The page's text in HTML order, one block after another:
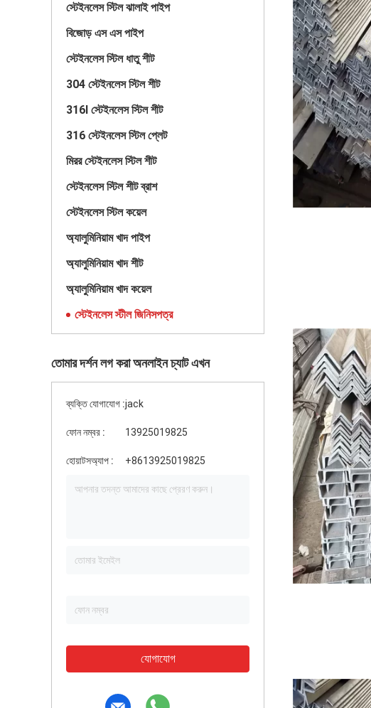
স্টেইনলেস স্টিল ঝালাই পাইপ
বিজোড় এস এস পাইপ
স্টেইনলেস স্টিল ধাতু শীট
304 স্টেইনলেস স্টিল শীট
316l স্টেইনলেস স্টিল শীট
316 স্টেইনলেস স্টিল প্লেট
মিরর স্টেইনলেস স্টিল শীট
স্টেইনলেস স্টিল শীট ব্রাশ
স্টেইনলেস স্টিল কয়েল
অ্যালুমিনিয়াম খাদ পাইপ
অ্যালুমিনিয়াম খাদ শীট
অ্যালুমিনিয়াম খাদ কয়েল
স্টেইনলেস স্টীল জিনিসপত্র
তোমার দর্শন লগ করা অনলাইন চ্যাট এখন
ব্যক্তি যোগাযোগ :jack
ফোন নম্বর : 13925019825
হোয়াটসঅ্যাপ : +8613925019825
যোগাযোগ